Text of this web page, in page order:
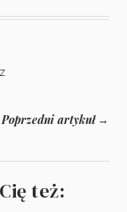
Poprzedni artykuł→
też: